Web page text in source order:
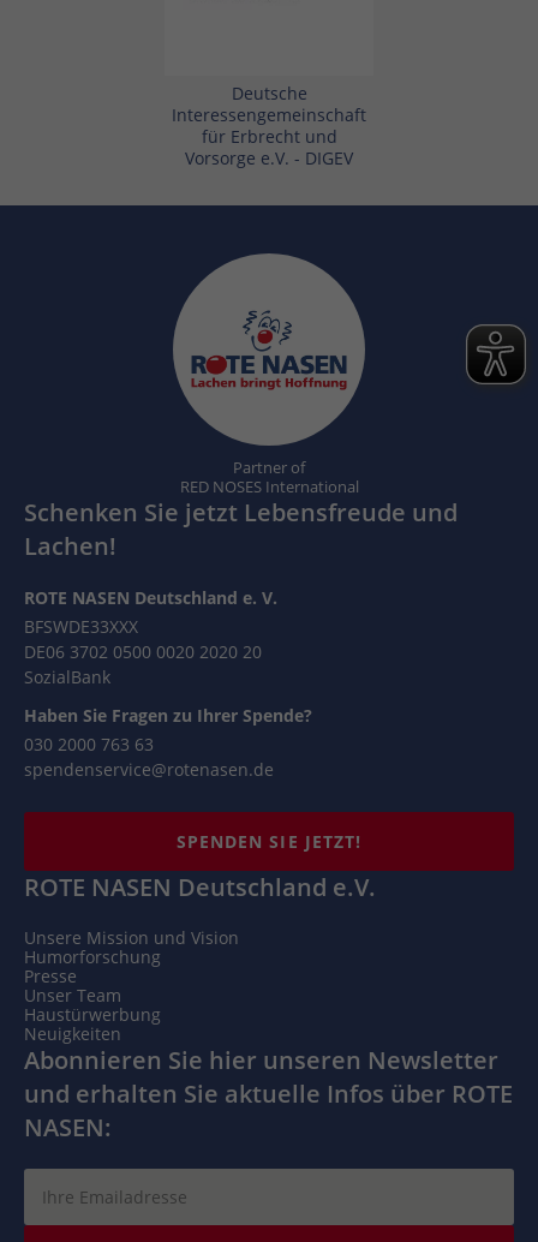
Deutsche
Interessengemeinschaft
für Erbrecht und
Vorsorge e.V. - DIGEV
Partner of
RED NOSES International
Schenken Sie jetzt Lebensfreude und
Lachen!
ROTE NASEN Deutschland e. V.
BFSWDE33XXX
DE06 3702 0500 0020 2020 20
SozialBank
Haben Sie Fragen zu Ihrer Spende?
030 2000 763 63
spendenservice@rotenasen.de
SPENDEN SIE JETZT!
ROTE NASEN Deutschland e.V.
Unsere Mission und Vision
Humorforschung
Presse
Unser Team
Haustürwerbung
Neuigkeiten
Abonnieren Sie hier unseren Newsletter
und erhalten Sie aktuelle Infos über ROTE
NASEN: